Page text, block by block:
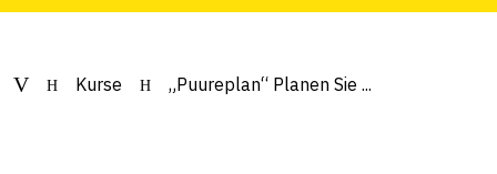
Kurse „Puureplan“ Planen Sie ...